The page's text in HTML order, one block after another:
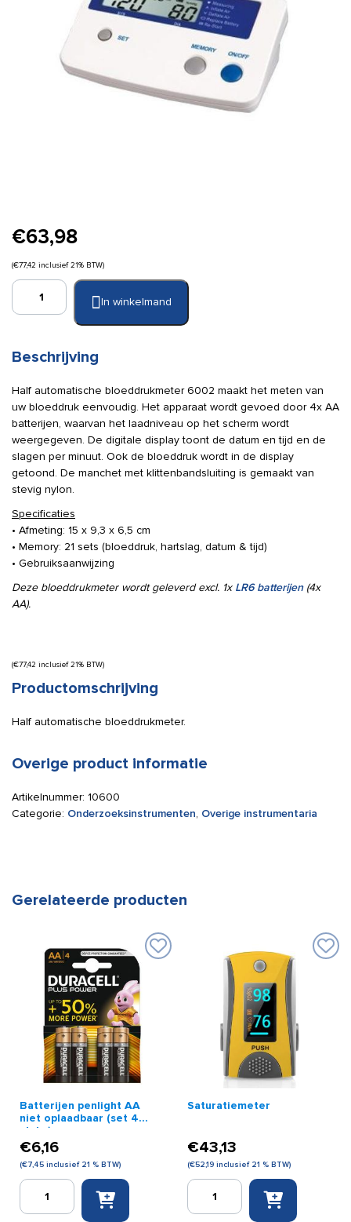
€63,98
(€77,42 inclusief 21% BTW)
Bloeddrukmeter
1x
batterijen
aantal
In winkelmand
Beschrijving
Half automatische bloeddrukmeter 6002 maakt het meten van
uw bloeddruk eenvoudig. Het apparaat wordt gevoed door 4x AA
batterijen, waarvan het laadniveau op het scherm wordt
weergegeven. De digitale display toont de datum en tijd en de
slagen per minuut. Ook de bloeddruk wordt in de display
getoond. De manchet met klittenbandsluiting is gemaakt van
stevig nylon.
Specificaties
• Afmeting: 15 x 9,3 x 6,5 cm
• Memory: 21 sets (bloeddruk, hartslag, datum & tijd)
• Gebruiksaanwijzing
Deze bloeddrukmeter wordt geleverd excl. 1x LR6 batterijen(4x
AA).
(€77,42 inclusief 21% BTW)
Productomschrijving
Half automatische bloeddrukmeter.
Overige product informatie
Artikelnummer: 10600
Categorie: Onderzoeksinstrumenten, Overige instrumentaria
Gerelateerde producten
Batterijen penlight AA
niet oplaadbaar (set 4
stuks)
€6,16
(€7,45 inclusief 21 % BTW)
Batterijen
penlight
Saturatiemeter
€43,13
(€52,19 inclusief 21 % BTW)
Saturatiemeter
aantal